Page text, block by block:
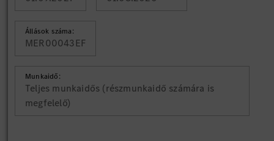
Állások száma:
MER00043EF
Munkaidő:
Teljes munkaidős (részmunkaidő számára is
megfelelő)